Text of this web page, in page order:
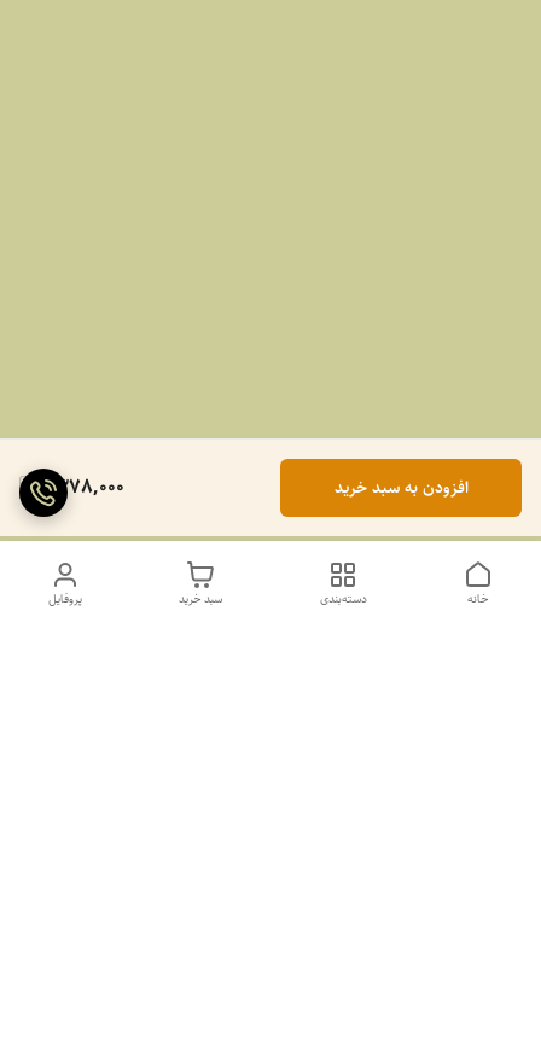
1,378,000 افزودن به سبد خرید
پروفایل سبد خرید دسته‌بندی خانه